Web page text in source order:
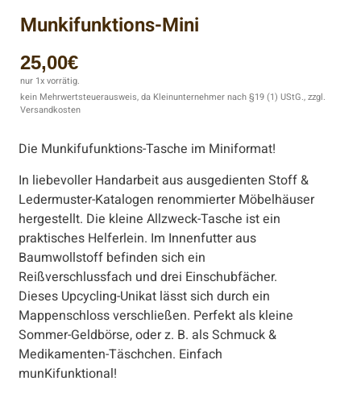
Munkifunktions-Mini
25,00€
nur 1x vorrätig.
kein Mehrwertsteuerausweis, da Kleinunternehmer nach §19 (1) UStG., zzgl.
Versandkosten
Beschreibung
Die Munkifufunktions-Tasche im Miniformat!
In liebevoller Handarbeit aus ausgedienten Stoff &
Ledermuster-Katalogen renommierter Möbelhäuser
hergestellt. Die kleine Allzweck-Tasche ist ein
praktisches Helferlein. Im Innenfutter aus
Baumwollstoff befinden sich ein
Reißverschlussfach und drei Einschubfächer.
Dieses Upcycling-Unikat lässt sich durch ein
Mappenschloss verschließen. Perfekt als kleine
Sommer-Geldbörse, oder z. B. als Schmuck &
Medikamenten-Täschchen. Einfach
munKifunktional!